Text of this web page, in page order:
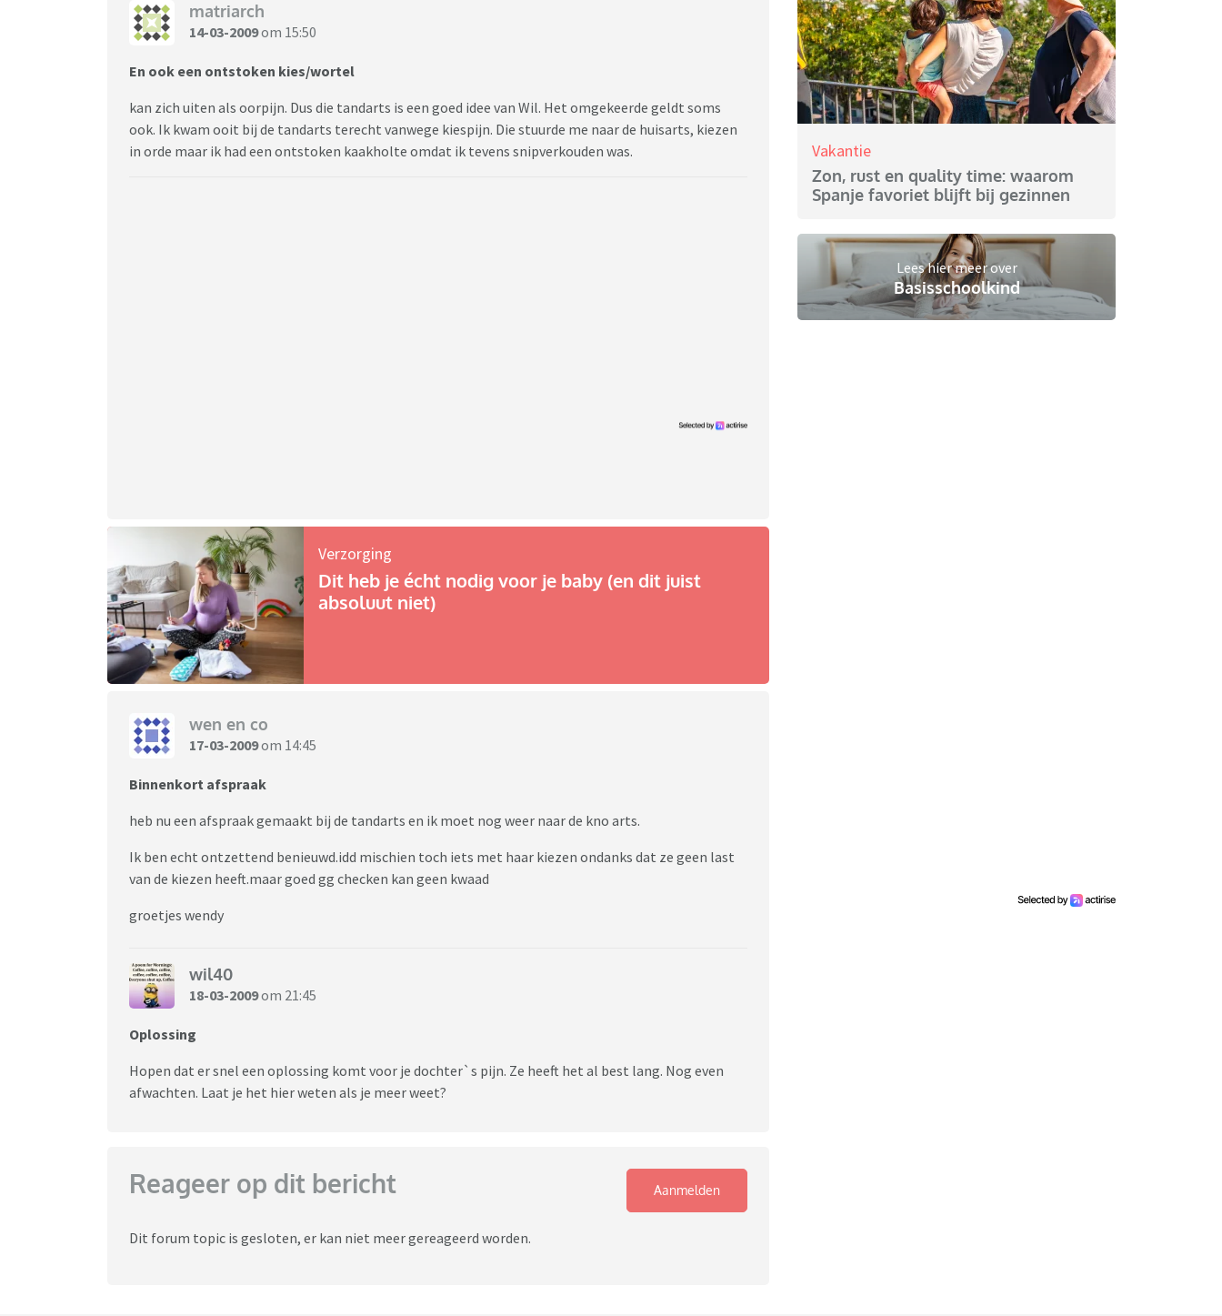
matriarch
14-03-2009om 15:50
En ook een ontstoken kies/wortel
kan zich uiten als oorpijn. Dus die tandarts is een goed idee van Wil. Het omgekeerde geldt soms
ook. Ik kwam ooit bij de tandarts terecht vanwege kiespijn. Die stuurde me naar de huisarts, kiezen
in orde maar ik had een ontstoken kaakholte omdat ik tevens snipverkouden was.
Verzorging
Dit heb je écht nodig voor je baby (en dit juist
absoluut niet)
wen en co
17-03-2009om 14:45
Binnenkort afspraak
heb nu een afspraak gemaakt bij de tandarts en ik moet nog weer naar de kno arts.
Ik ben echt ontzettend benieuwd.idd mischien toch iets met haar kiezen ondanks dat ze geen last
van de kiezen heeft.maar goed gg checken kan geen kwaad
groetjes wendy
wil40
18-03-2009om 21:45
Oplossing
Hopen dat er snel een oplossing komt voor je dochter`s pijn. Ze heeft het al best lang. Nog even
afwachten. Laat je het hier weten als je meer weet?
Reageer op dit bericht Aanmelden
Dit forum topic is gesloten, er kan niet meer gereageerd worden.
Vakantie
Zon, rust en quality time: waarom
Spanje favoriet blijft bij gezinnen
Lees hier meer over
Basisschoolkind